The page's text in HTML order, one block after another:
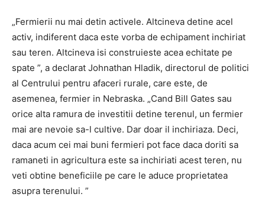
„Fermierii nu mai detin activele. Altcineva detine acel
activ, indiferent daca este vorba de echipament inchiriat
sau teren. Altcineva isi construieste acea echitate pe
spate ”, a declarat Johnathan Hladik, directorul de politici
al Centrului pentru afaceri rurale, care este, de
asemenea, fermier in Nebraska. „Cand Bill Gates sau
orice alta ramura de investitii detine terenul, un fermier
mai are nevoie sa-l cultive. Dar doar il inchiriaza. Deci,
daca acum cei mai buni fermieri pot face daca doriti sa
ramaneti in agricultura este sa inchiriati acest teren, nu
veti obtine beneficiile pe care le aduce proprietatea
asupra terenului. ”